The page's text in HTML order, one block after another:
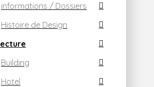
informations / Dossiers
Histoire de Design
Building
Hotel